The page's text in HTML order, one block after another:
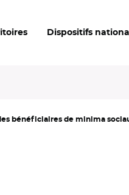
Dispositifs
bénéficiaires de minima